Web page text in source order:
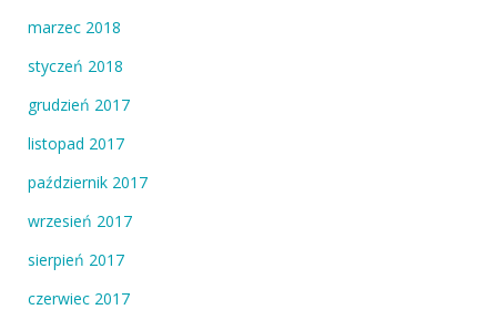
marzec 2018
styczeń 2018
grudzień 2017
listopad 2017
październik 2017
wrzesień 2017
sierpień 2017
czerwiec 2017